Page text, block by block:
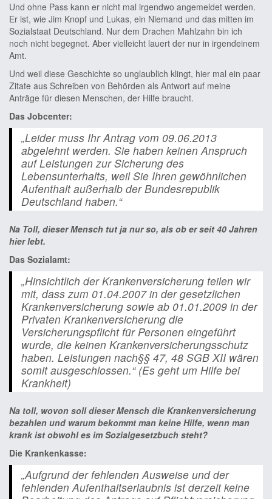
Und ohne Pass kann er nicht mal irgendwo angemeldet werden.
Er ist, wie Jim Knopf und Lukas, ein Niemand und das mitten im
Sozialstaat Deutschland. Nur dem Drachen Mahlzahn bin ich
noch nicht begegnet. Aber vielleicht lauert der nur in irgendeinem
Amt.
Und weil diese Geschichte so unglaublich klingt, hier mal ein paar
Zitate aus Schreiben von Behörden als Antwort auf meine
Anträge für diesen Menschen, der Hilfe braucht.
Das Jobcenter:
„Leider muss Ihr Antrag vom 09.06.2013
abgelehnt werden. Sie haben keinen Anspruch
auf Leistungen zur Sicherung des
Lebensunterhalts, weil Sie Ihren gewöhnlichen
Aufenthalt außerhalb der Bundesrepublik
Deutschland haben.“
Na Toll, dieser Mensch tut ja nur so, als ob er seit 40 Jahren
hier lebt.
Das Sozialamt:
„Hinsichtlich der Krankenversicherung teilen wir
mit, dass zum 01.04.2007 in der gesetzlichen
Krankenversicherung sowie ab 01.01.2009 in der
Privaten Krankenversicherung die
Versicherungspflicht für Personen eingeführt
wurde, die keinen Krankenversicherungsschutz
haben. Leistungen nach§§ 47, 48 SGB XII wären
somit ausgeschlossen.“ (Es geht um Hilfe bei
Krankheit)
Na toll, wovon soll dieser Mensch die Krankenversicherung
bezahlen und warum bekommt man keine Hilfe, wenn man
krank ist obwohl es im Sozialgesetzbuch steht?
Die Krankenkasse:
„Aufgrund der fehlenden Ausweise und der
fehlenden Aufenthaltserlaubnis ist derzeit keine